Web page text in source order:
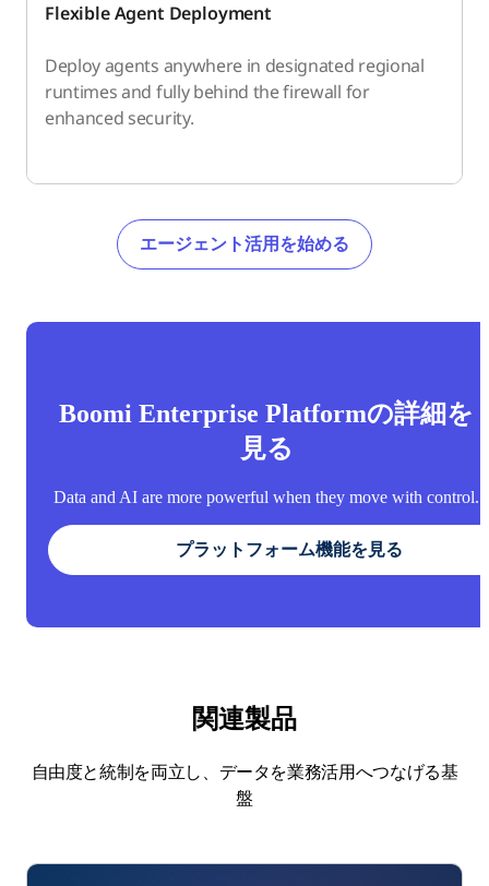
Flexible Agent Deployment
Deploy agents anywhere in designated regional
runtimes and fully behind the firewall for
enhanced security.
エージェント活用を始める
Boomi Enterprise Platformの詳細を
見る
Data and AI are more powerful when they move with control.
プラットフォーム機能を見る
関連製品
自由度と統制を両立し、データを業務活用へつなげる基
盤